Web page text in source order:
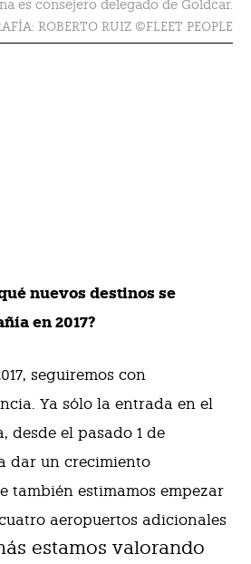
es consejero delegado de Goldcar.
ROBERTO RUIZ ©FLEET PEOPLE
nuevos destinos se
en 2017?
seguiremos con
Ya sólo la entrada en el
desde el pasado 1 de
dar un crecimiento
también estimamos empezar
aeropuertos adicionales
estamos valorando